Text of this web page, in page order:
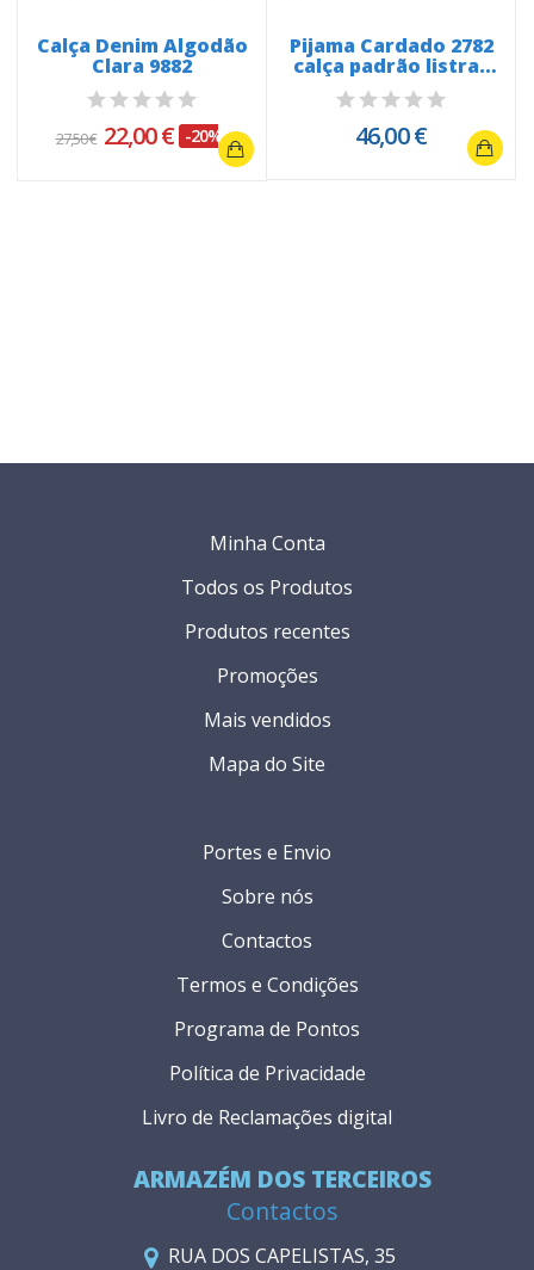
Calça Denim Algodão
Clara 9882
27,50 € 22,00 € -20%
Pijama Cardado 2782
calça padrão listras
aos...
46,00 €
ARMAZÉM DOS TERCEIROS
Contactos
RUA DOS CAPELISTAS, 35
Portes e Envio
Sobre nós
Contactos
Termos e Condições
Programa de Pontos
Política de Privacidade
Livro de Reclamações digital
Minha Conta
Todos os Produtos
Produtos recentes
Promoções
Mais vendidos
Mapa do Site